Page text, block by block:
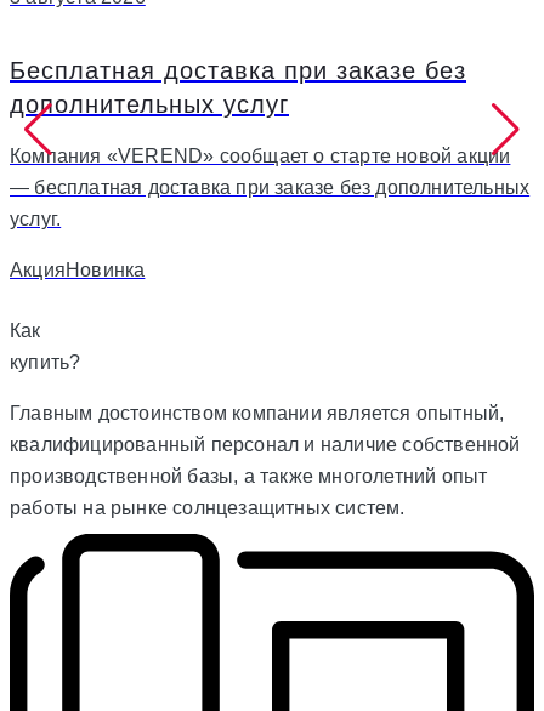
Бесплатная доставка при заказе без
дополнительных услуг
Компания «VEREND» сообщает о старте новой акции
— бесплатная доставка при заказе без дополнительных
услуг.
АкцияНовинка
Как
купить?
Главным достоинством компании является опытный,
квалифицированный персонал и наличие собственной
производственной базы, а также многолетний опыт
работы на рынке солнцезащитных систем.